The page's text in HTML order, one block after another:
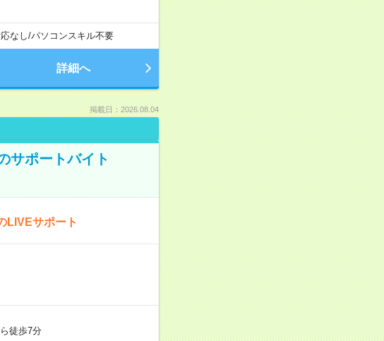
なし/パソコンスキル不要
詳細へ
掲載日：2026.08.04
サポートバイト
LIVEサポート
徒歩7分